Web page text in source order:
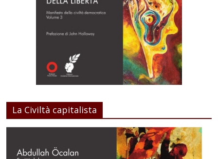
La Civiltà capitalista